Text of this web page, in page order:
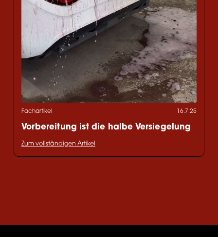
Fachartikel 16.7.25
Vorbereitung ist die halbe Versiegelung
Zum vollständigen Artikel